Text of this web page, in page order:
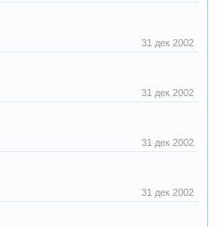
31 дек 2002
31 дек 2002
31 дек 2002
31 дек 2002